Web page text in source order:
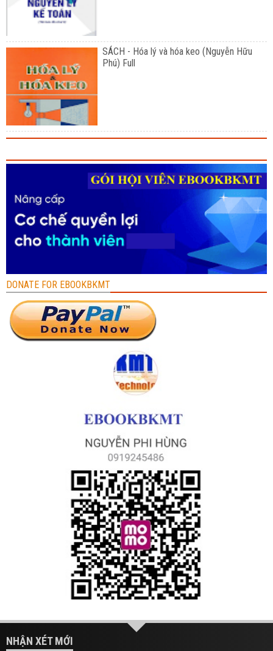
SÁCH - Hóa lý và hóa keo (Nguyễn Hữu
Phú) Full
DONATE FOR EBOOKBKMT
NHẬN XÉT MỚI